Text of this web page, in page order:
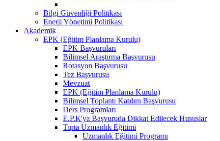
Bilgi Güvenliği Politikası
Enerji Yönetimi Politikası
Akademik
EPK (Eğitim Planlama Kurulu)
EPK Başvuruları
Bilimsel Araştırma Başvurusu
Rotasyon Başvurusu
Tez Başvurusu
Mevzuat
EPK (Eğitim Planlama Kurulu)
Bilimsel Toplantı Katılım Başvurusu
Ders Programları
E.P.K'ya Başvuruda Dikkat Edilecek Hususlar
Tıpta Uzmanlık Eğitimi
Uzmanlık Eğitimi Programı